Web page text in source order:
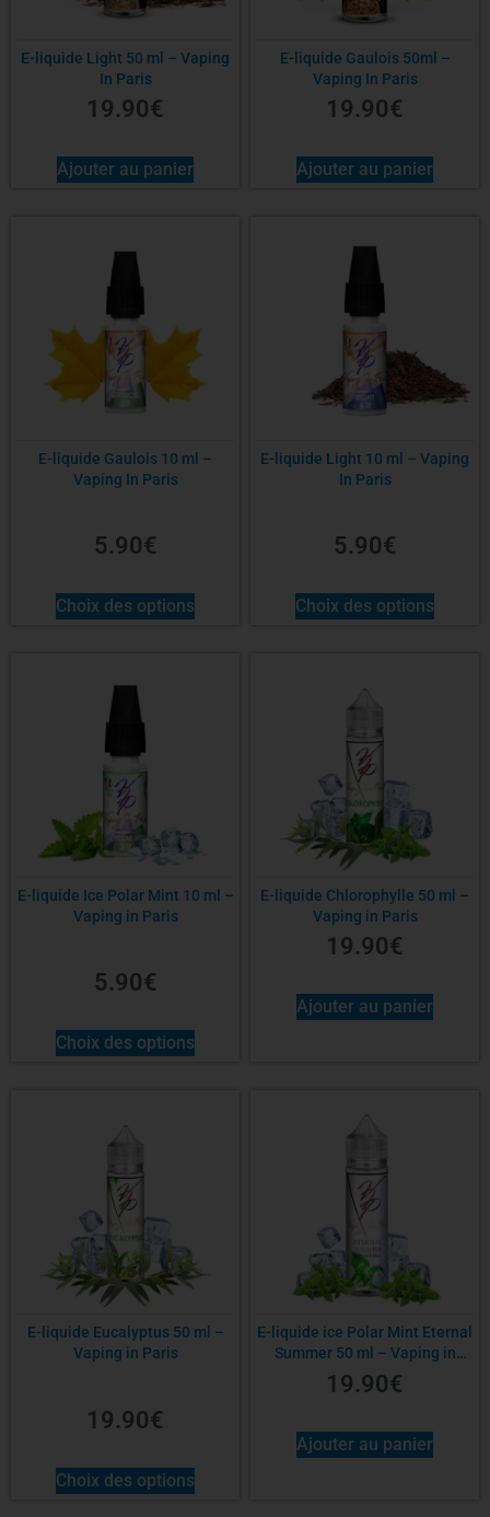
E-liquide Light 50 ml – Vaping
In Paris
19.90€
Ajouter au panier
E-liquide Gaulois 50ml –
Vaping In Paris
19.90€
Ajouter au panier
E-liquide Gaulois 10 ml –
Vaping In Paris
5.90€
Choix des options
E-liquide Light 10 ml – Vaping
In Paris
5.90€
Choix des options
E-liquide Ice Polar Mint 10 ml –
Vaping in Paris
5.90€
Choix des options
E-liquide Chlorophylle 50 ml –
Vaping in Paris
19.90€
Ajouter au panier
E-liquide Eucalyptus 50 ml –
Vaping in Paris
19.90€
Choix des options
E-liquide ice Polar Mint Eternal
Summer 50 ml – Vaping in
Paris
19.90€
Ajouter au panier